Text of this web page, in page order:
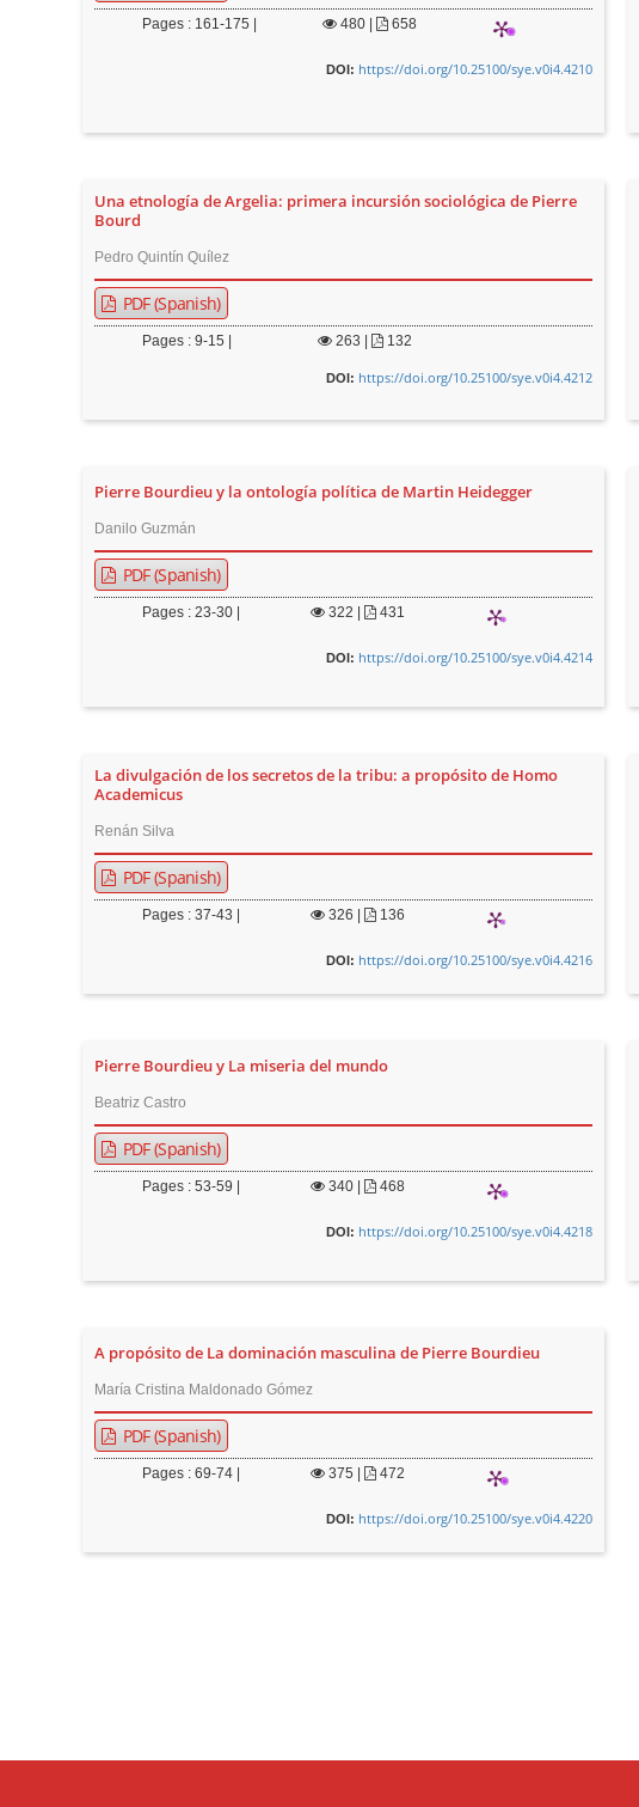
Pages : 161-175 | 480| 658
DOI: https://doi.org/10.25100/sye.v0i4.4210
Una etnología de Argelia: primera incursión sociológica de Pierre
Bourd
Pedro Quintín Quílez
PDF (Spanish)
Pages : 9-15 | 263 132
DOI: https://doi.org/10.25100/sye.v0i4.4212
Pierre Bourdieu y la ontología política de Martin Heidegger
Danilo Guzmán
PDF (Spanish)
Pages : 23-30 | 322 431
DOI: https://doi.org/10.25100/sye.v0i4.4214
La divulgación de los secretos de la tribu: a propósito de Homo
Academicus
Renán Silva
PDF (Spanish)
Pages : 37-43 | 326 136
DOI: https://doi.org/10.25100/sye.v0i4.4216
Pierre Bourdieu y La miseria del mundo
Beatriz Castro
PDF (Spanish)
Pages : 53-59 | 340 468
DOI: https://doi.org/10.25100/sye.v0i4.4218
A propósito de La dominación masculina de Pierre Bourdieu
María Cristina Maldonado Gómez
PDF (Spanish)
Pages : 69-74 | 375 472
DOI: https://doi.org/10.25100/sye.v0i4.4220